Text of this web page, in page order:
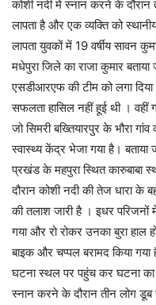
कोशी नदी में स्नान करने के
लापता है और एक व्यक्ति को
लापता युवकों में 19 वर्षीय सावन
मधेपुरा जिले का राजा कुमार
एसडीआरएफ की टीम को लगा
सफलता हासिल नहीं हूई थी । वहीं
जो सिमरी बख्तियारपुर के भौरा
स्वास्थ्य केंद्र भेजा गया है। बताया
प्रखंड के महपुरा स्थित कारुबाबा
दौरान कोशी नदी की तेज धारा के
की तलाश जारी है । इधर
गया और रो रोकर उनका बुरा हाल
बाइक और चप्पल बरामद किया
घटना स्थल पर पहुंच कर घटना का
स्नान करने के दौरान तीन लोग